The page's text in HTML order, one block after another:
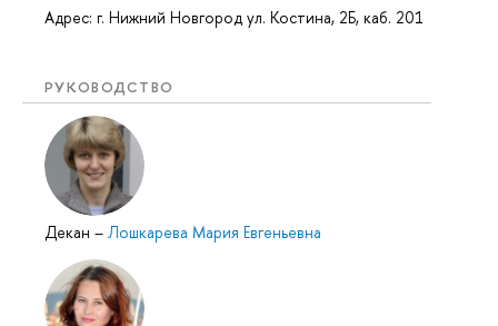
Адрес: г. Нижний Новгород ул. Костина, 2Б, каб. 201
РУКОВОДСТВО
Декан – Лошкарева Мария Евгеньевна